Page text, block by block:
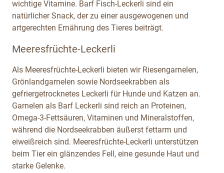
wichtige Vitamine. Barf Fisch-Leckerli sind ein
natürlicher Snack, der zu einer ausgewogenen und
artgerechten Ernährung des Tieres beiträgt.
Meeresfrüchte-Leckerli
Als Meeresfrüchte-Leckerli bieten wir Riesengarnelen,
Grönlandgarnelen sowie Nordseekrabben als
gefriergetrocknetes Leckerli für Hunde und Katzen an.
Garnelen als Barf Leckerli sind reich an Proteinen,
Omega-3-Fettsäuren, Vitaminen und Mineralstoffen,
während die Nordseekrabben äußerst fettarm und
eiweißreich sind. Meeresfrüchte-Leckerli unterstützen
beim Tier ein glänzendes Fell, eine gesunde Haut und
starke Gelenke.